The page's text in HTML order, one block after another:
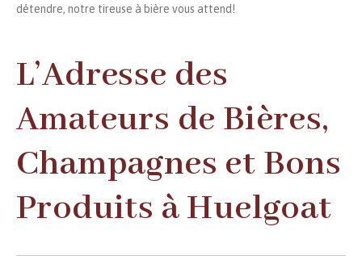
détendre, notre tireuse à bière vous attend!
L’Adresse des
Amateurs de Bières,
Champagnes et Bons
Produits à Huelgoat